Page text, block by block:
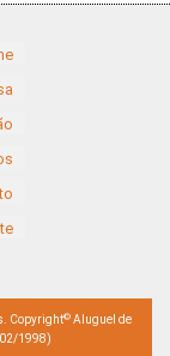
Copyright© Aluguel de
1998)